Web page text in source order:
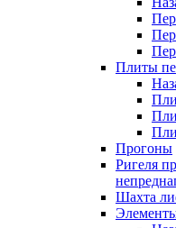
Плиты
Прогоны
Ригеля
Шахта